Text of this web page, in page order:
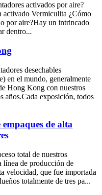
activados por aire?
Vermiculita ¿Cómo
por aire?Hay un intrincado
dentro...
desechables
en el mundo, generalmente
Hong Kong con nuestros
años.Cada exposición, todos
de alta
total de nuestros
línea de producción de
velocidad, que fue importada
totalmente de tres pa...